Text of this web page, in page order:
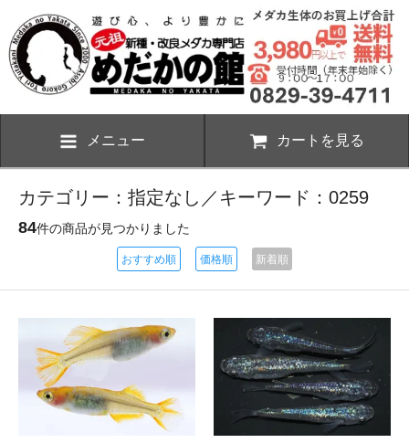
メニュー カートを見る
カテゴリー：指定なし／キーワード：0259
84件の商品が見つかりました
おすすめ順 価格順 新着順